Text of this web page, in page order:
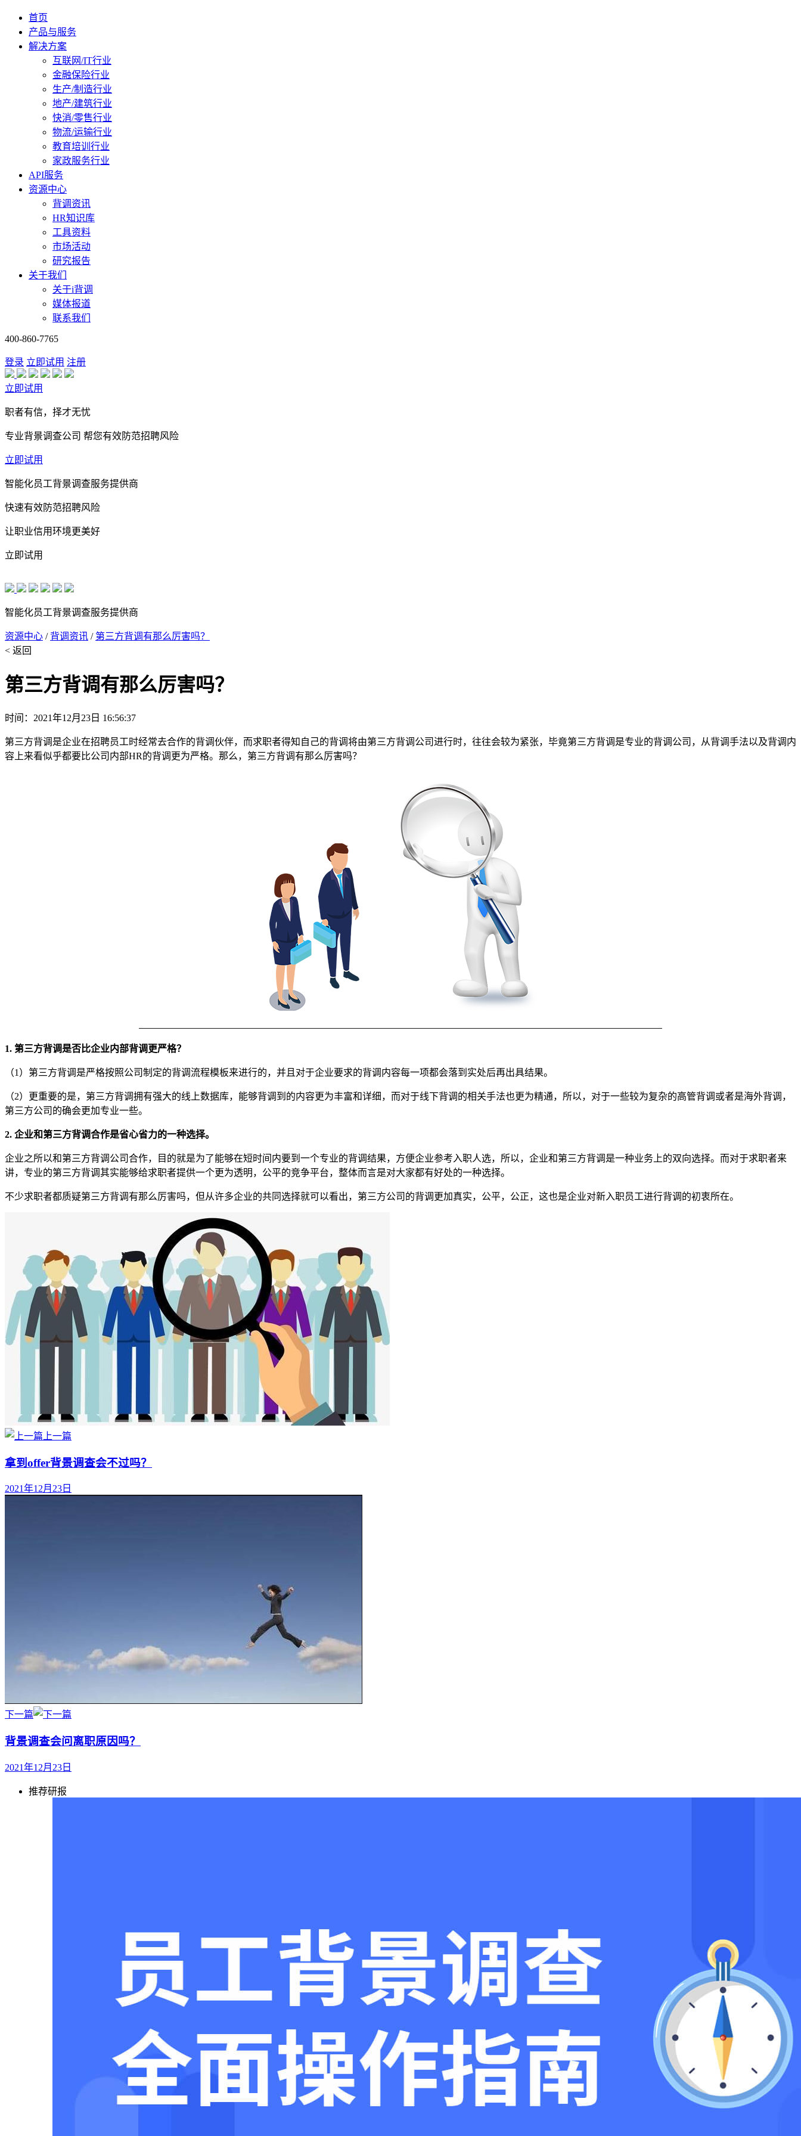
首页
产品与服务
解决方案
互联网/IT行业
金融保险行业
生产/制造行业
地产/建筑行业
快消/零售行业
物流/运输行业
教育培训行业
家政服务行业
API服务
资源中心
背调资讯
HR知识库
工具资料
市场活动
研究报告
关于我们
关于i背调
媒体报道
联系我们
400-860-7765
登录 立即试用 注册
立即试用
职者有信，择才无忧
专业背景调查公司 帮您有效防范招聘风险
立即试用
智能化员工背景调查服务提供商
快速有效防范招聘风险
让职业信用环境更美好
立即试用
智能化员工背景调查服务提供商
资源中心 / 背调资讯 / 第三方背调有那么厉害吗？
< 返回
第三方背调有那么厉害吗？
时间：2021年12月23日 16:56:37
第三方背调是企业在招聘员工时经常去合作的背调伙伴，而求职者得知自己的背调将由第三方背调公司进行时，往往会较为紧张，毕竟第三方背调是专业的背调公司，从背调手法以及背调内
容上来看似乎都要比公司内部HR的背调更为严格。那么，第三方背调有那么厉害吗？
1. 第三方背调是否比企业内部背调更严格？
（1）第三方背调是严格按照公司制定的背调流程模板来进行的，并且对于企业要求的背调内容每一项都会落到实处后再出具结果。
（2）更重要的是，第三方背调拥有强大的线上数据库，能够背调到的内容更为丰富和详细，而对于线下背调的相关手法也更为精通，所以，对于一些较为复杂的高管背调或者是海外背调，
第三方公司的确会更加专业一些。
2. 企业和第三方背调合作是省心省力的一种选择。
企业之所以和第三方背调公司合作，目的就是为了能够在短时间内要到一个专业的背调结果，方便企业参考入职人选，所以，企业和第三方背调是一种业务上的双向选择。而对于求职者来
讲，专业的第三方背调其实能够给求职者提供一个更为透明，公平的竞争平台，整体而言是对大家都有好处的一种选择。
不少求职者都质疑第三方背调有那么厉害吗，但从许多企业的共同选择就可以看出，第三方公司的背调更加真实，公平，公正，这也是企业对新入职员工进行背调的初衷所在。
上一篇
拿到offer背景调查会不过吗？
2021年12月23日
下一篇
背景调查会问离职原因吗？
2021年12月23日
推荐研报